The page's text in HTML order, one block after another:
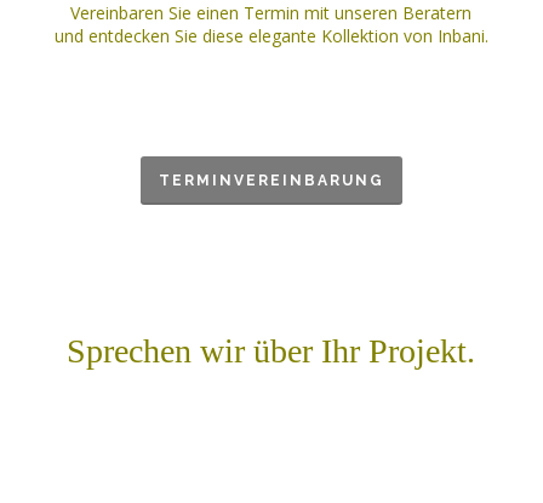
Vereinbaren Sie einen Termin mit unseren Beratern
und entdecken Sie diese elegante Kollektion von Inbani.
TERMINVEREINBARUNG
Sprechen wir über Ihr Projekt.